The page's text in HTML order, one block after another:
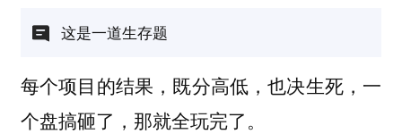
这是一道生存题
每个项目的结果， 既分高低，也决生死， 一
个盘搞砸了，那就全玩完了。